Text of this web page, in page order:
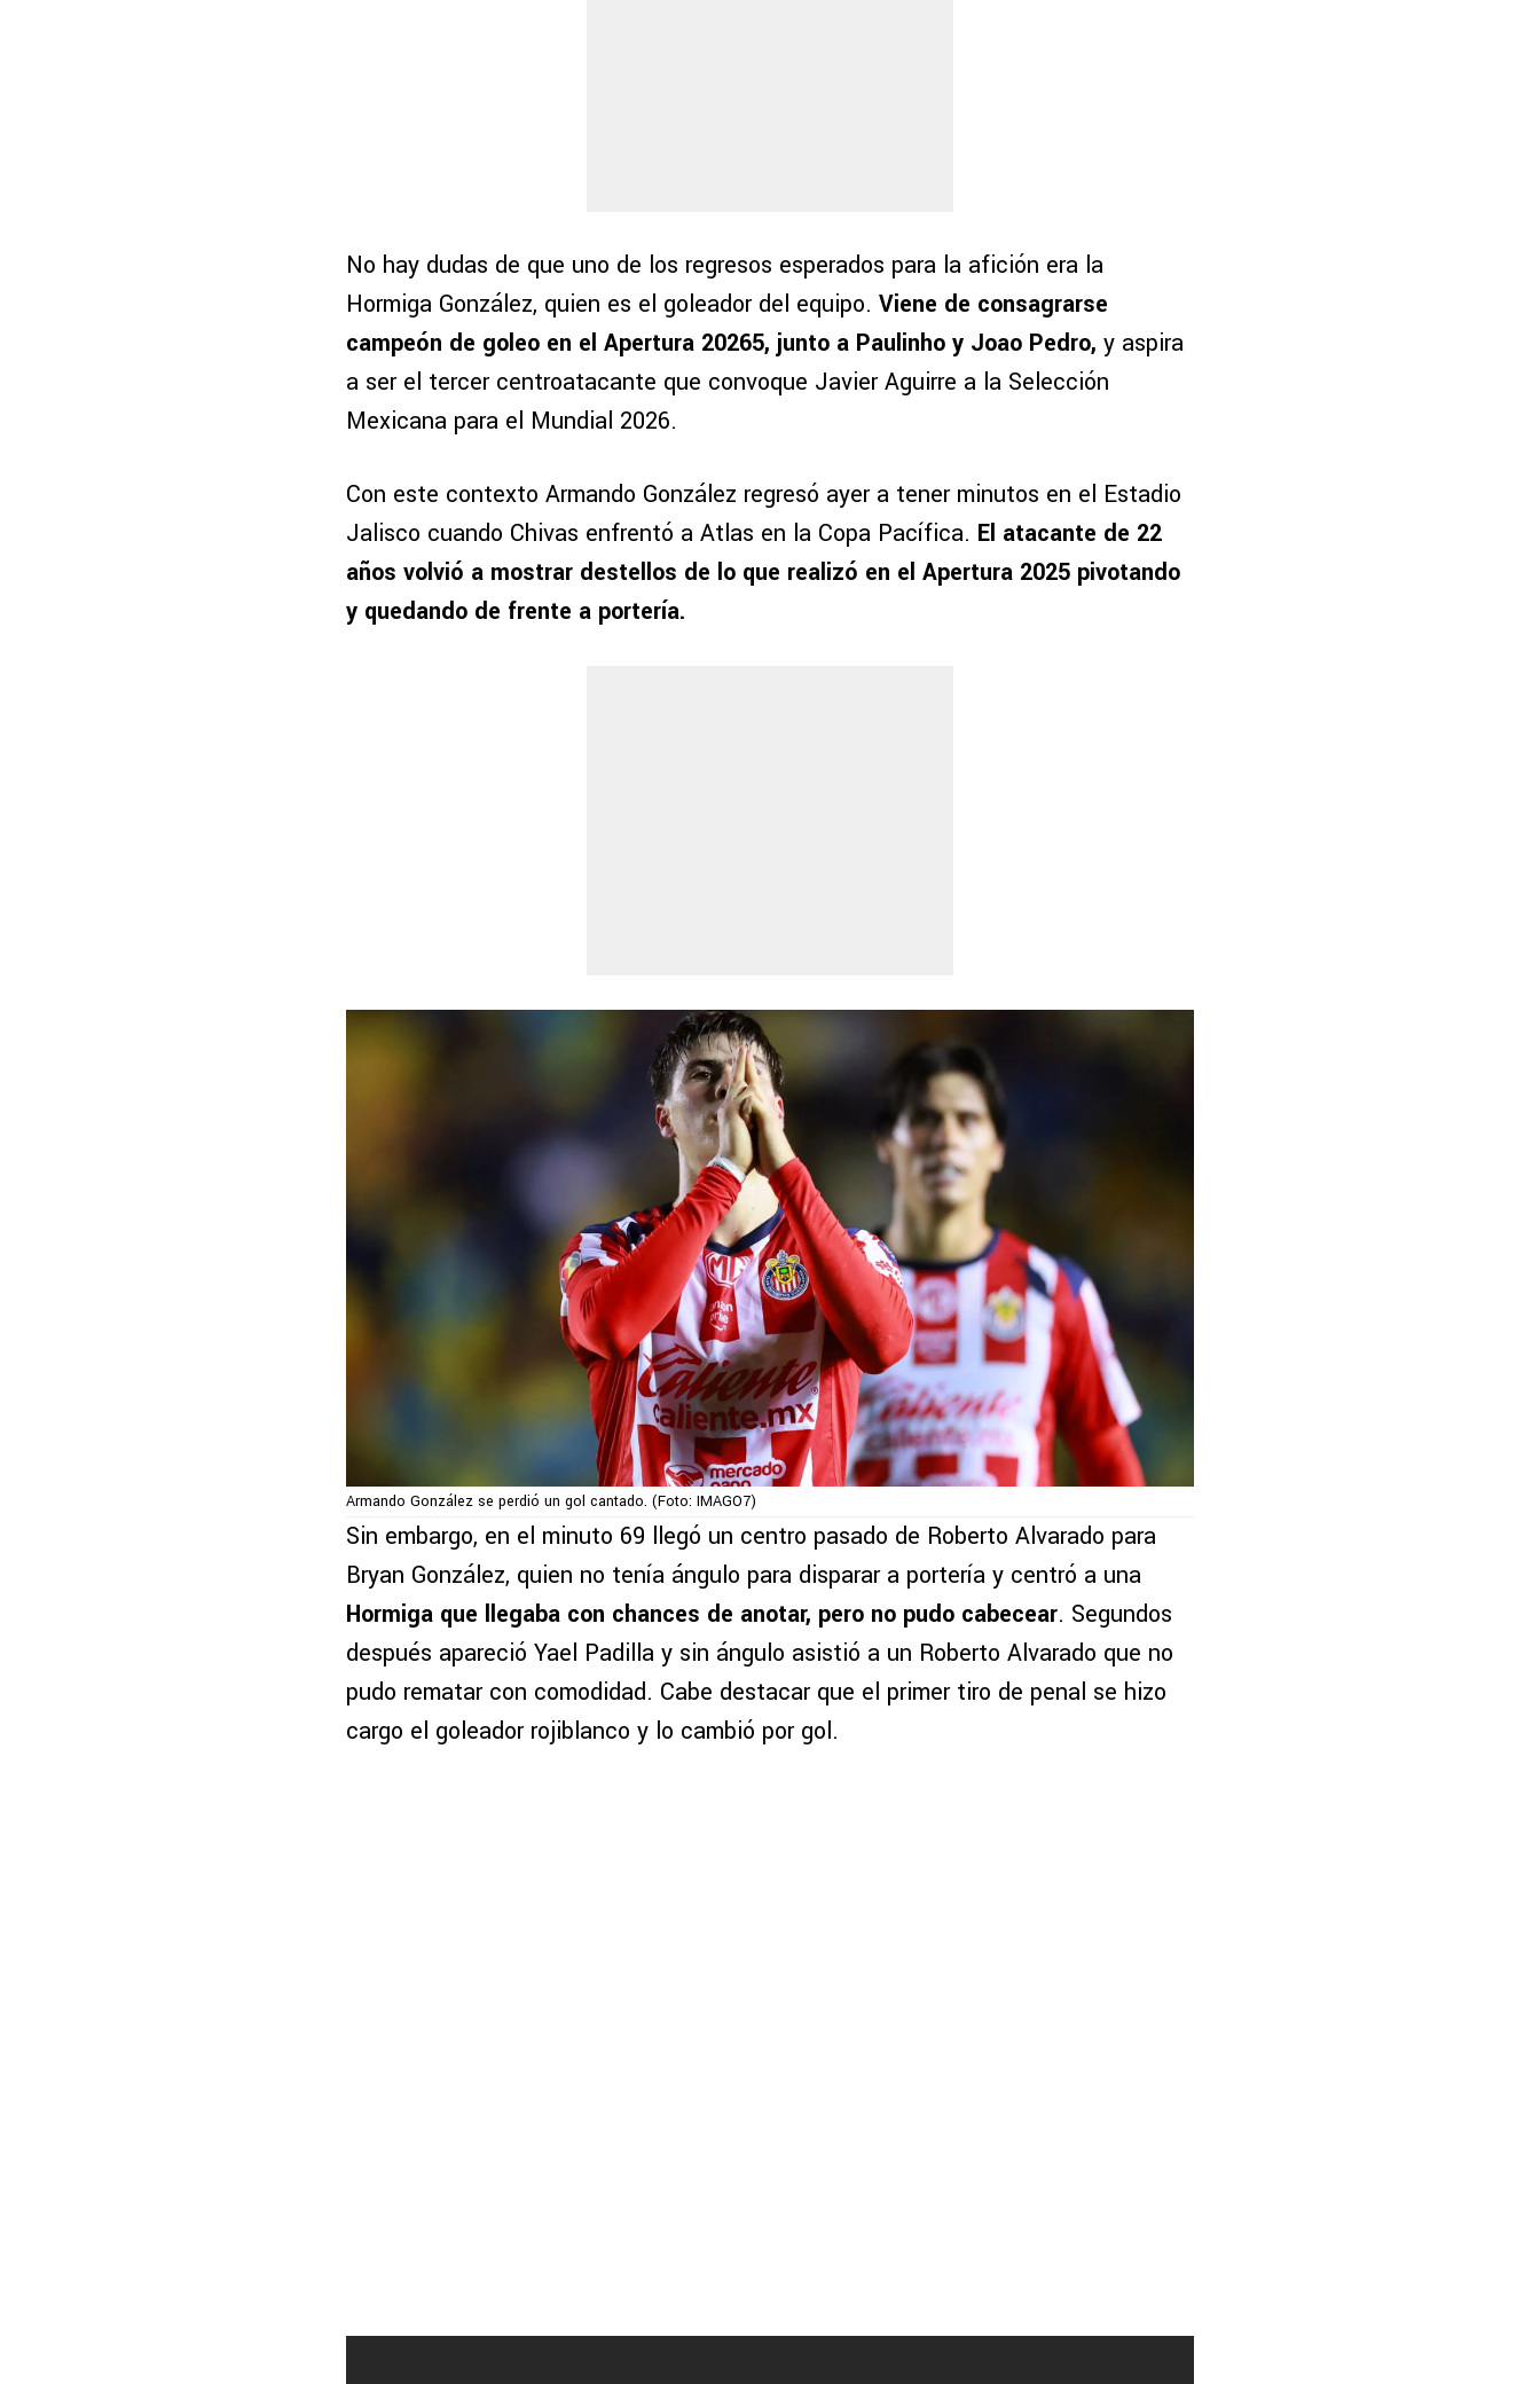
No hay dudas de que uno de los regresos esperados para la afición era la
Hormiga González, quien es el goleador del equipo. Viene de consagrarse
campeón de goleo en el Apertura 20265, junto a Paulinho y Joao Pedro, y aspira
a ser el tercer centroatacante que convoque Javier Aguirre a la Selección
Mexicana para el Mundial 2026.
Con este contexto Armando González regresó ayer a tener minutos en el Estadio
Jalisco cuando Chivas enfrentó a Atlas en la Copa Pacífica. El atacante de 22
años volvió a mostrar destellos de lo que realizó en el Apertura 2025 pivotando
y quedando de frente a portería.
Armando González se perdió un gol cantado. (Foto: IMAGO7)
Sin embargo, en el minuto 69 llegó un centro pasado de Roberto Alvarado para
Bryan González, quien no tenía ángulo para disparar a portería y centró a una
Hormiga que llegaba con chances de anotar, pero no pudo cabecear. Segundos
después apareció Yael Padilla y sin ángulo asistió a un Roberto Alvarado que no
pudo rematar con comodidad. Cabe destacar que el primer tiro de penal se hizo
cargo el goleador rojiblanco y lo cambió por gol.